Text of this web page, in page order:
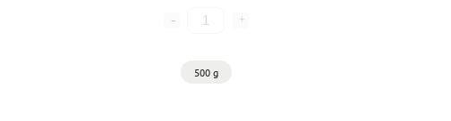
500 g